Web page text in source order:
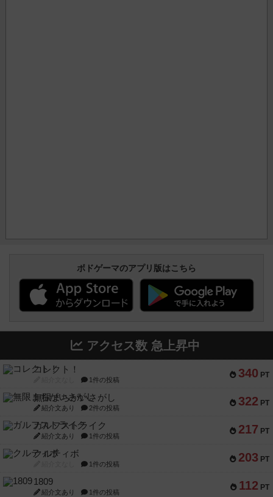
ボドゲーマのアプリ版はこちら
アクセス数 急上昇中
340 PT
コレクト！
1件の投稿
322 PT
無限まちがいさがし
紹介文あり 2件の投稿
217 PT
ガルフストライク
紹介文あり 1件の投稿
203 PT
クルティボ
1件の投稿
112 PT
1809
紹介文あり 1件の投稿